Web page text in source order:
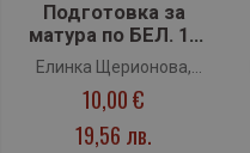
Подготовка за
матура по БЕЛ. 18
теста – стъпка по
стъпка към успеха
(Регалия 6)
Елинка Щерионова,
Радостина Койчева
10,00 €
19,56 лв.